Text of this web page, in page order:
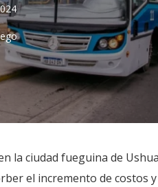
la ciudad fueguina de
el incremento de costos